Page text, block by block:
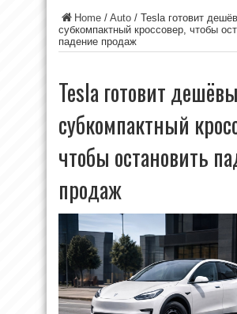
Home / Auto / Tesla готовит
субкомпактный кроссовер, чтобы
падение продаж
Tesla готовит
субкомпактный
чтобы остановить
продаж